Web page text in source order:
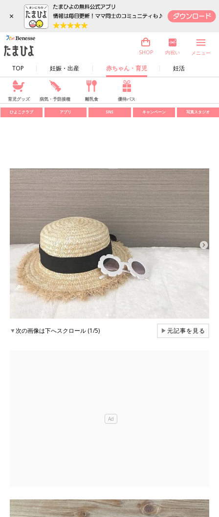
×
TOP 妊娠・出産 赤ちゃん・育児 妊活
SHOP 内祝い メニュー
育児グッズ 病気・予防接種 離乳食 優待パス
ひよこクラブ アプリ SNS キャンペーン 写真スタジオ
▼次の画像は下へスクロール (1/5) ▶元記事を見る